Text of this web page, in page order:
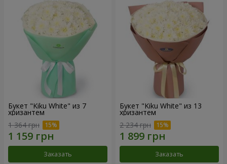
Букет "Kiku White" из 7
хризантем
1 364 грн
Заказать
Букет "Kiku White" из 13
хризантем
2 234 грн
Заказать